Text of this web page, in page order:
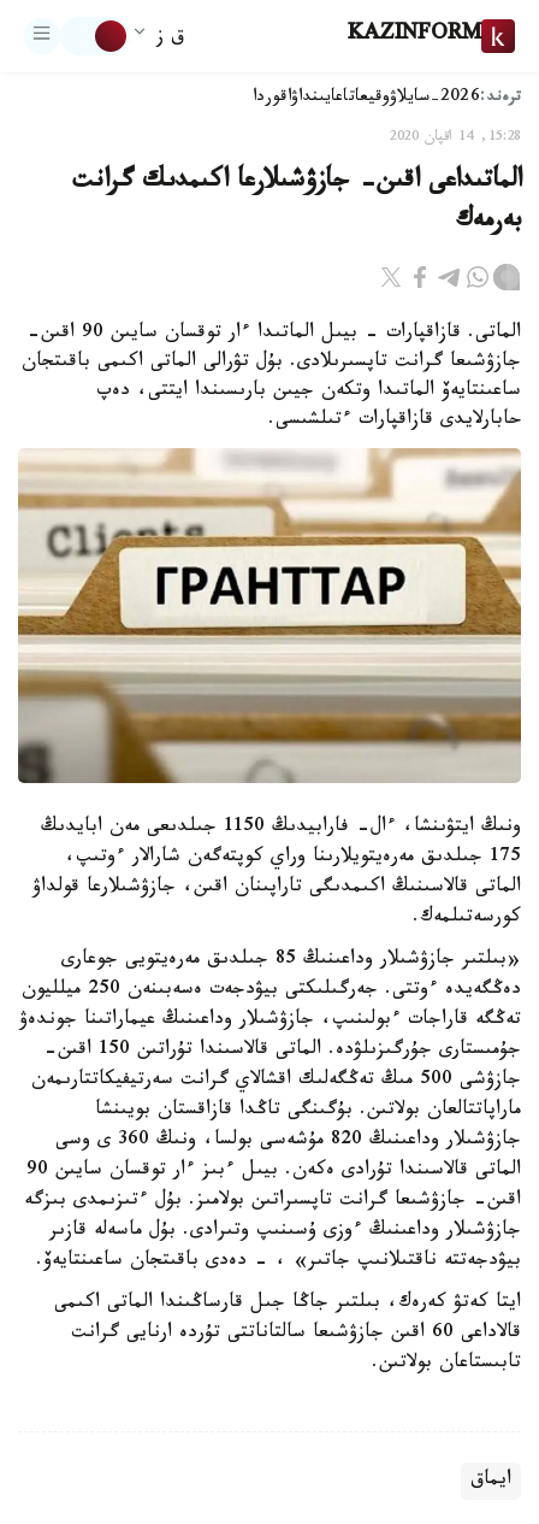
KAZINFORM ق ز
ترەند:2026-سايلاۋ وقيعاتاعايىنداۋاقوردا
15:28, 14 اقپان 2020
الماتىداعى اقىن- جازۋشىلارعا اكىمدىك گرانت
بەرمەك
الماتى. قازاقپارات - بيىل الماتىدا ءار توقسان سايىن 90 اقىن-
جازۋشىعا گرانت تاپسىرىلادى. بۇل تۋرالى الماتى اكىمى باقىتجان
ساعىنتايەۆ الماتىدا وتكەن جيىن بارىسىندا ايتتى، دەپ
حابارلايدى قازاقپارات ءتىلشىسى.
ونىڭ ايتۋىنشا، ءال- فارابيدىڭ 1150 جىلدىعى مەن ابايدىڭ
175 جىلدىق مەرەيتويلارىنا وراي كوپتەگەن شارالار ءوتىپ،
الماتى قالاسىنىڭ اكىمدىگى تاراپىنان اقىن، جازۋشىلارعا قولداۋ
كورسەتىلمەك.
«بىلتىر جازۋشىلار وداعىنىڭ 85 جىلدىق مەرەيتويى جوعارى
دەڭگەيدە ءوتتى. جەرگىلىكتى بيۋدجەت ەسەبىنەن 250 ميلليون
تەڭگە قاراجات ءبولىنىپ، جازۋشىلار وداعىنىڭ عيماراتىنا جوندەۋ
جۇمىستارى جۇرگىزىلۋدە. الماتى قالاسىندا تۇراتىن 150 اقىن-
جازۋشى 500 مىڭ تەڭگەلىك اقشالاي گرانت سەرتيفيكاتتارىمەن
ماراپاتتالعان بولاتىن. بۇگىنگى تاڭدا قازاقستان بويىنشا
جازۋشىلار وداعىنىڭ 820 مۇشەسى بولسا، ونىڭ 360 ى وسى
الماتى قالاسىندا تۇرادى ەكەن. بيىل ءبىز ءار توقسان سايىن 90
اقىن- جازۋشىعا گرانت تاپسىراتىن بولامىز. بۇل ءتىزىمدى بىزگە
جازۋشىلار وداعىنىڭ ءوزى ۇسىنىپ وتىرادى. بۇل ماسەلە قازىر
بيۋدجەتتە ناقتىلانىپ جاتىر» ، - دەدى باقىتجان ساعىنتايەۆ.
ايتا كەتۋ كەرەك، بىلتىر جاڭا جىل قارساڭىندا الماتى اكىمى
قالاداعى 60 اقىن جازۋشىعا سالتاناتتى تۇردە ارنايى گرانت
تابىستاعان بولاتىن.
ايماق